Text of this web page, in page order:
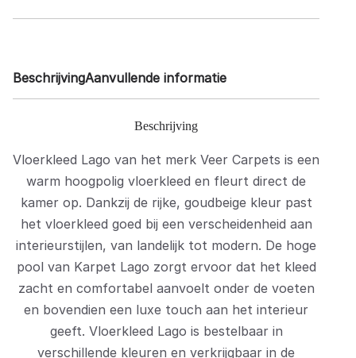
BeschrijvingAanvullende informatie
Beschrijving
Vloerkleed Lago van het merk Veer Carpets is een
warm hoogpolig vloerkleed en fleurt direct de
kamer op. Dankzij de rijke, goudbeige kleur past
het vloerkleed goed bij een verscheidenheid aan
interieurstijlen, van landelijk tot modern. De hoge
pool van Karpet Lago zorgt ervoor dat het kleed
zacht en comfortabel aanvoelt onder de voeten
en bovendien een luxe touch aan het interieur
geeft. Vloerkleed Lago is bestelbaar in
verschillende kleuren en verkrijgbaar in de